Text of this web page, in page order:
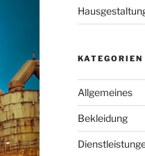
KATEGORIEN
Allgemeines
Bekleidung